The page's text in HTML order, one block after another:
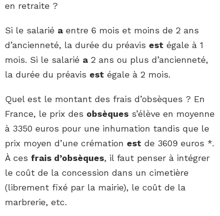
en retraite ?
Si le salarié a entre 6 mois et moins de 2 ans
d’ancienneté, la durée du préavis est égale à 1
mois. Si le salarié a 2 ans ou plus d’ancienneté,
la durée du préavis est égale à 2 mois.
Quel est le montant des frais d’obsèques ? En
France, le prix des obsèques s’élève en moyenne
à 3350 euros pour une inhumation tandis que le
prix moyen d’une crémation est de 3609 euros *.
À ces frais d’obsèques, il faut penser à intégrer
le coût de la concession dans un cimetière
(librement fixé par la mairie), le coût de la
marbrerie, etc.